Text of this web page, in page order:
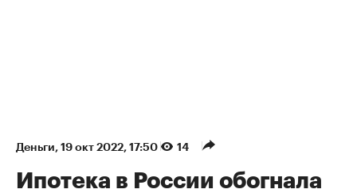
Деньги⁠, 19 окт 2022, 17:50 14
Ипотека в России обогнала